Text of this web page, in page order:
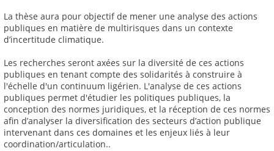
La thèse aura pour objectif de mener une analyse des actions
publiques en matière de multirisques dans un contexte
d’incertitude climatique.
Les recherches seront axées sur la diversité de ces actions
publiques en tenant compte des solidarités à construire à
l'échelle d'un continuum ligérien. L'analyse de ces actions
publiques permet d'étudier les politiques publiques, la
conception des normes juridiques, et la réception de ces normes
afin d’analyser la diversification des secteurs d’action publique
intervenant dans ces domaines et les enjeux liés à leur
coordination/articulation..